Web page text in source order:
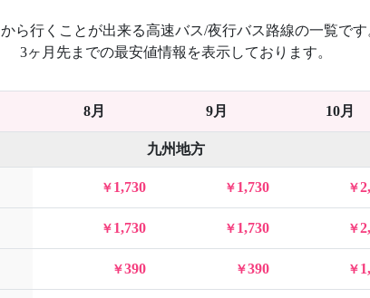
から行くことが出来る高速バス/夜行バス路線の一覧です
3ヶ月先までの最安値情報を表示しております。
8月 9月 10月
九州地方
1,730 1,730
1,730 1,730
390 390